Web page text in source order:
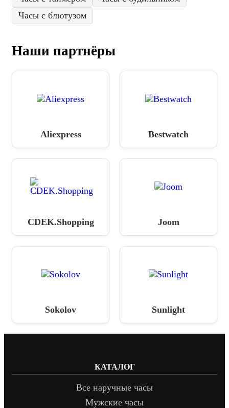
Часы с блютузом
Наши партнёры
Aliexpress Bestwatch
CDEK.Shopping Joom
Sokolov Sunlight
КАТАЛОГ
Все наручные часы
Мужские часы